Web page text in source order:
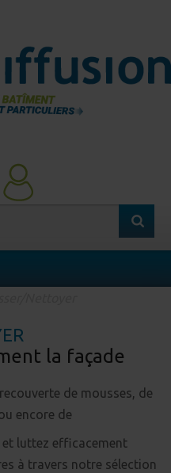
la façade
de mousses, de
encore de
et luttez efficacement
à travers notre sélection